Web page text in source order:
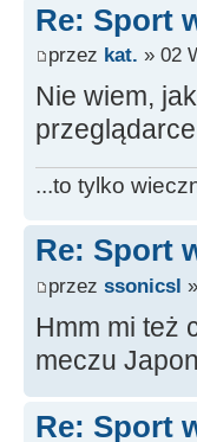
Re: Sport
przez kat. » 02
Nie wiem,
...to tylko
Re: Sport
przez ssonicsl
Hmm mi też
meczu
Re: Sport